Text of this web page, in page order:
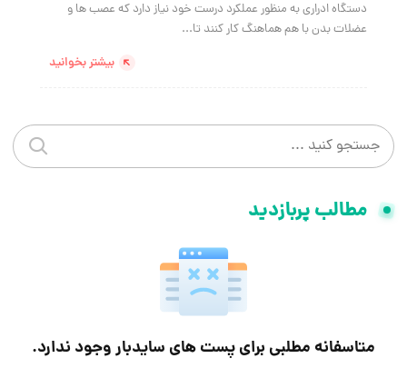
دستگاه ادراری به منظور عملکرد درست خود نیاز دارد که عصب ها و
عضلات بدن با هم هماهنگ کار کنند تا...
بیشتر بخوانید
جستجو در سایت
مطالب پربازدید
متاسفانه مطلبی برای پست های سایدبار وجود ندارد.